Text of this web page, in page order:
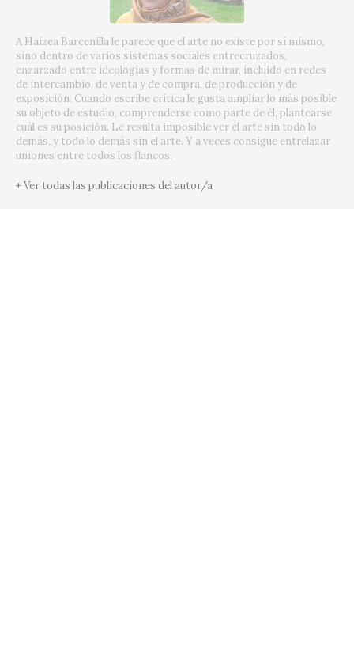
A Haizea Barcenilla le parece que el arte no existe por sí mismo,
sino dentro de varios sistemas sociales entrecruzados,
enzarzado entre ideologías y formas de mirar, incluido en redes
de intercambio, de venta y de compra, de producción y de
exposición. Cuando escribe crítica le gusta ampliar lo más posible
su objeto de estudio, comprenderse como parte de él, plantearse
cuál es su posición. Le resulta imposible ver el arte sin todo lo
demás, y todo lo demás sin el arte. Y a veces consigue entrelazar
uniones entre todos los flancos.
+ Ver todas las publicaciones del autor/a